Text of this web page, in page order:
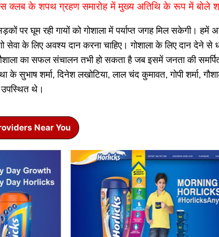
क्लब के शपथ ग्रहण समारोह में मुख्य अतिथि के रूप में बोले
पर घूम रही गायों को गोशाला में पर्याप्त जगह मिल सकेगी। हमें
सेवा के लिए अवश्य दान करना चाहिए। गोशाला के लिए दान देने से
का सफल संचालन तभी हो सकता है जब इसमें जनता की
सुभाष शर्मा, दिनेश लखोटिया, लाल चंद कुमावत, गोपी शर्मा,
थे।
Near You